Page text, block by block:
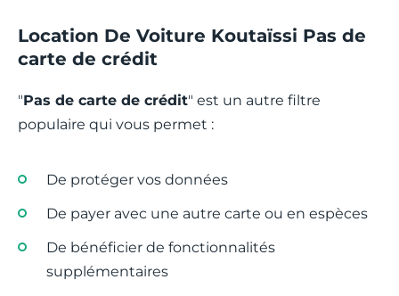
Location De Voiture Koutaïssi Pas de
carte de crédit
"Pas de carte de crédit" est un autre filtre
populaire qui vous permet :
De protéger vos données
De payer avec une autre carte ou en espèces
De bénéficier de fonctionnalités
supplémentaires